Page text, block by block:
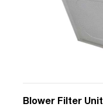
Blower Filter Unit